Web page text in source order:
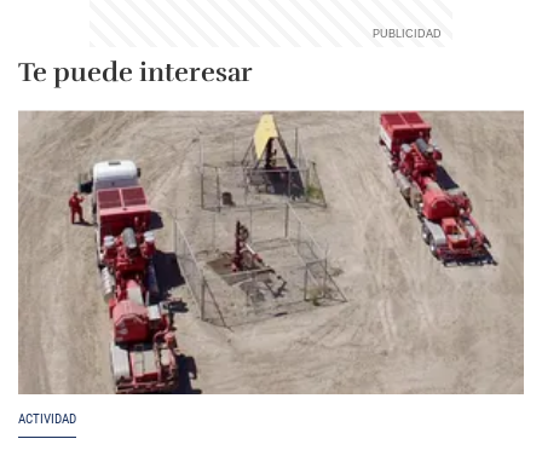
Te puede interesar
ACTIVIDAD